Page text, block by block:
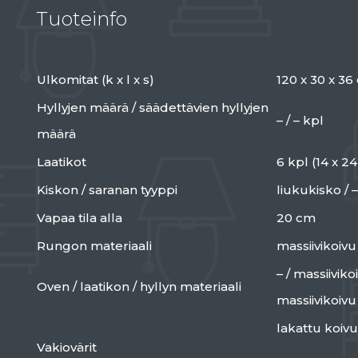
Tuoteinfo
Ulkomitat (k x l x s)
120 x 30 x 36
Hyllyjen määrä / säädettävien hyllyjen
määrä
– / – kpl
Laatikot
6 kpl (14 x
Kiskon / saranan tyyppi
liukukisko / –
Vapaa tila alla
20 cm
Rungon materiaali
massiivikoivu
Oven / laatikon / hyllyn materiaali
– /
massiivikoivu
Vakiovärit
lakattu